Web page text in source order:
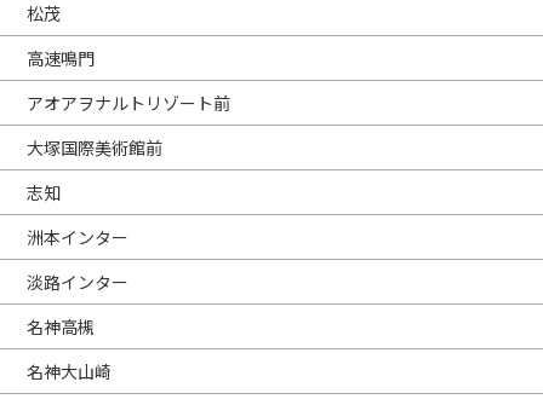
松茂
高速鳴門
アオアヲナルトリゾート前
大塚国際美術館前
志知
洲本インター
淡路インター
名神高槻
名神大山崎